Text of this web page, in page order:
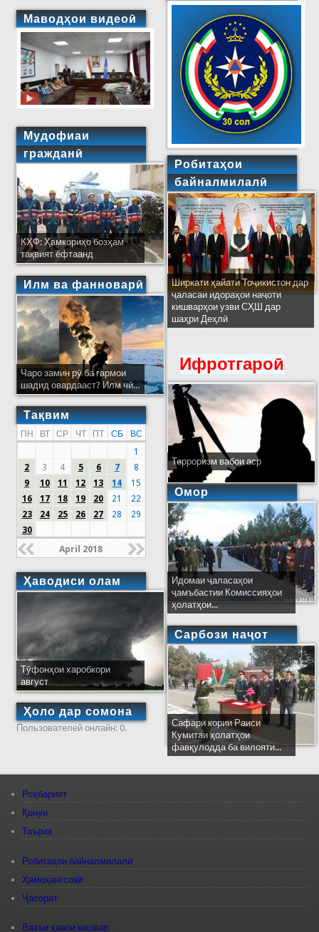
Маводҳои видеоӣ
Мудофиаи
гражданӣ
КҲФ: Ҳамкориҳо бозҳам
тақвият ёфтаанд
Илм ва фанноварӣ
Чаро замин рӯ ба гармои
шадид овардааст? Илм чӣ...
Тақвим
ПН ВТ СР ЧТ ПТ СБ
ВС
1
2
3 4 5 6 7
8
9
10 11 12 13 14
15
16
17 18 19 20 21
22
23
24 25 26 27 28
29
30
April 2018
Ҳаводиси олам
Тӯфонҳои харобкори
август
Ҳоло дар сомона
Пользователей онлайн: 0.
Робитаҳои
байналмилалӣ
Ширкати ҳайати Тоҷикистон дар
ҷаласаи идораҳои наҷоти
кишварҳои узви СҲШ дар
шаҳри Деҳлӣ
Ифротгароӣ
Терроризм вабои аср
Омор
Идомаи ҷаласаҳои
ҷамъбастии Комиссияҳои
ҳолатҳои...
Сарбози наҷот
Сафари кории Раиси
Кумитаи ҳолатҳои
фавқулодда ба вилояти...
Роҳбарият
Қонун
Таърих
Робитаҳои байналмилалӣ
Ҳамоҳангсозӣ
Ҷасорат
Вазъи ҳавои кишвар